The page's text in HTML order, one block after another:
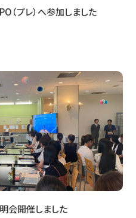
（プレ）へ参加しました
会開催しました